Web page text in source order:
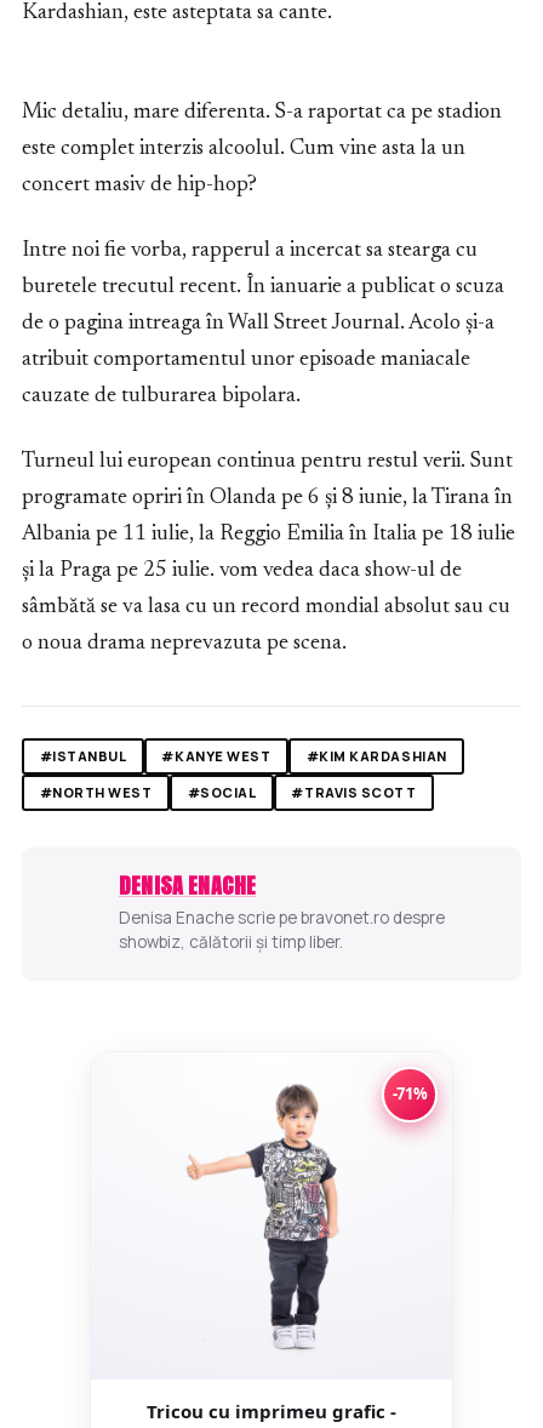
Kardashian, este asteptata sa cante.
Mic detaliu, mare diferenta. S-a raportat ca pe stadion
este complet interzis alcoolul. Cum vine asta la un
concert masiv de hip-hop?
Intre noi fie vorba, rapperul a incercat sa stearga cu
buretele trecutul recent. În ianuarie a publicat o scuza
de o pagina intreaga în Wall Street Journal. Acolo și-a
atribuit comportamentul unor episoade maniacale
cauzate de tulburarea bipolara.
Turneul lui european continua pentru restul verii. Sunt
programate opriri în Olanda pe 6 și 8 iunie, la Tirana în
Albania pe 11 iulie, la Reggio Emilia în Italia pe 18 iulie
și la Praga pe 25 iulie. vom vedea daca show-ul de
sâmbătă se va lasa cu un record mondial absolut sau cu
o noua drama neprevazuta pe scena.
#ISTANBUL #KANYE WEST
#KIM KARDASHIAN
#NORTH WEST
#SOCIAL #TRAVIS SCOTT
DENISA ENACHE
Denisa Enache scrie pe bravonet.ro despre
showbiz, călătorii și timp liber.
-71%
Tricou cu imprimeu grafic -